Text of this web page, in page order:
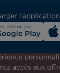
notre newsletter
accès aux